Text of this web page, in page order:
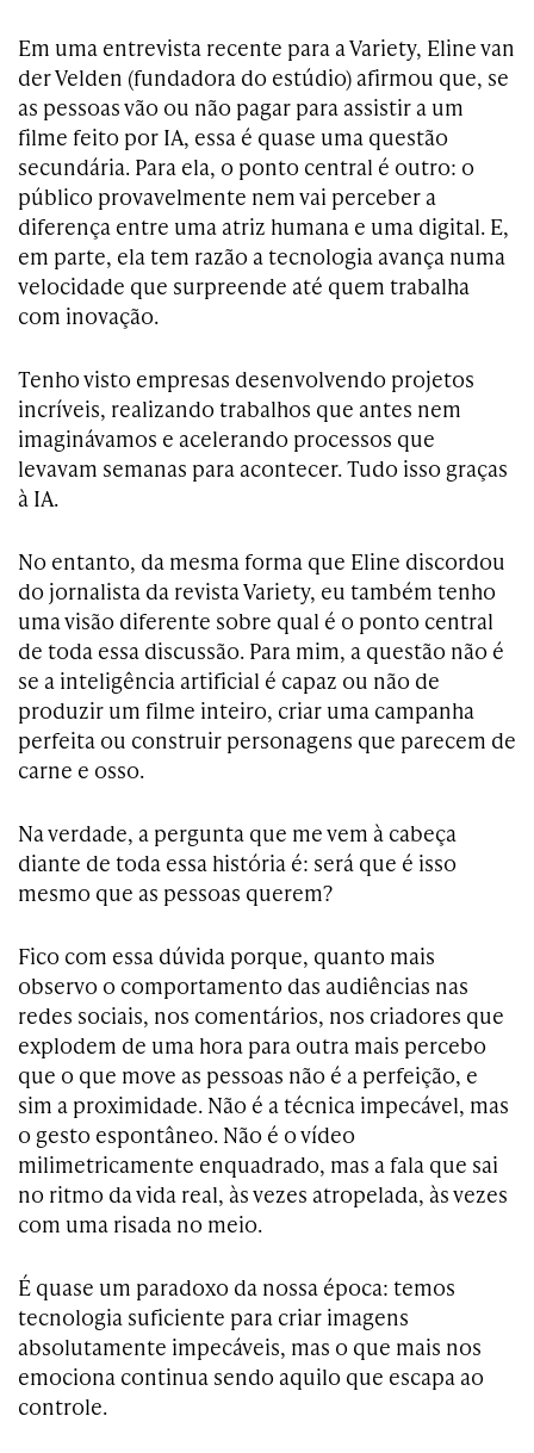
Em uma entrevista recente para a Variety, Eline van
der Velden (fundadora do estúdio) afirmou que, se
as pessoas vão ou não pagar para assistir a um
filme feito por IA, essa é quase uma questão
secundária. Para ela, o ponto central é outro: o
público provavelmente nem vai perceber a
diferença entre uma atriz humana e uma digital. E,
em parte, ela tem razão a tecnologia avança numa
velocidade que surpreende até quem trabalha
com inovação.
Tenho visto empresas desenvolvendo projetos
incríveis, realizando trabalhos que antes nem
imaginávamos e acelerando processos que
levavam semanas para acontecer. Tudo isso graças
à IA.
No entanto, da mesma forma que Eline discordou
do jornalista da revista Variety, eu também tenho
uma visão diferente sobre qual é o ponto central
de toda essa discussão. Para mim, a questão não é
se a inteligência artificial é capaz ou não de
produzir um filme inteiro, criar uma campanha
perfeita ou construir personagens que parecem de
carne e osso.
Na verdade, a pergunta que me vem à cabeça
diante de toda essa história é: será que é isso
mesmo que as pessoas querem?
Fico com essa dúvida porque, quanto mais
observo o comportamento das audiências nas
redes sociais, nos comentários, nos criadores que
explodem de uma hora para outra mais percebo
que o que move as pessoas não é a perfeição, e
sim a proximidade. Não é a técnica impecável, mas
o gesto espontâneo. Não é o vídeo
milimetricamente enquadrado, mas a fala que sai
no ritmo da vida real, às vezes atropelada, às vezes
com uma risada no meio.
É quase um paradoxo da nossa época: temos
tecnologia suficiente para criar imagens
absolutamente impecáveis, mas o que mais nos
emociona continua sendo aquilo que escapa ao
controle.